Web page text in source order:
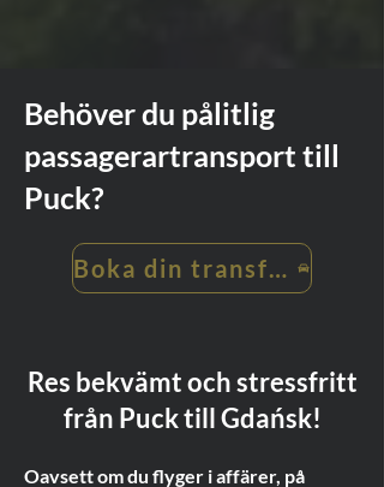
Behöver du pålitlig
passagerartransport till
Puck?
Boka din transfer
Res bekvämt och stressfritt
från Puck till Gdańsk!
Oavsett om du flyger i affärer, på